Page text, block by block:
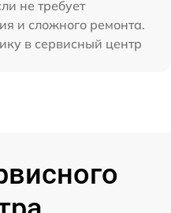
не требует
и сложного ремонта.
в сервисный центр